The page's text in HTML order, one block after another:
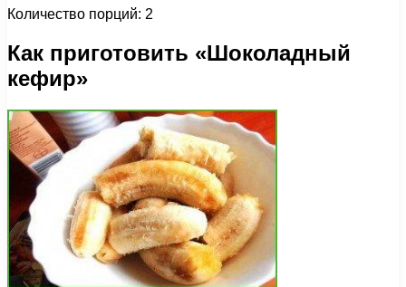
Количество порций: 2
Как приготовить «Шоколадный
кефир»